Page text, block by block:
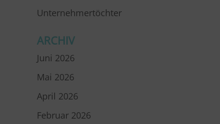
Unternehmertöchter
ARCHIV
Juni 2026
Mai 2026
April 2026
Februar 2026